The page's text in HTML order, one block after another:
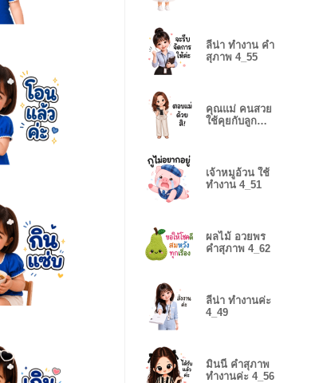
ลีน่า ทำงาน คำ
สุภาพ 4_55
คุณแม่ คนสวย
ใช้คุยกับลูก
เจ้าหมูอ้วน ใช้
ทำงาน 4_51
ผลไม้ อวยพร
คำสุภาพ 4_62
ลีน่า ทำงานค่ะ
4_49
มินนี่ คำสุภาพ
ทำงานค่ะ 4_56